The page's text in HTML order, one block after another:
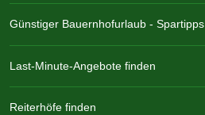
Günstiger Bauernhofurlaub - Spartipps
Last-Minute-Angebote finden
Reiterhöfe finden